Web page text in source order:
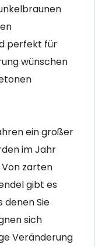
perfekt für
wünschen
ein großer
im Jahr
zarten
gibt es
denen Sie
sich
Veränderung